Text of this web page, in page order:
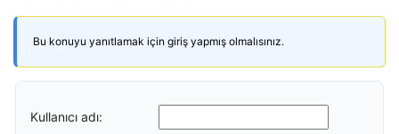
Bu konuyu yanıtlamak için giriş yapmış olmalısınız.
Kullanıcı adı: